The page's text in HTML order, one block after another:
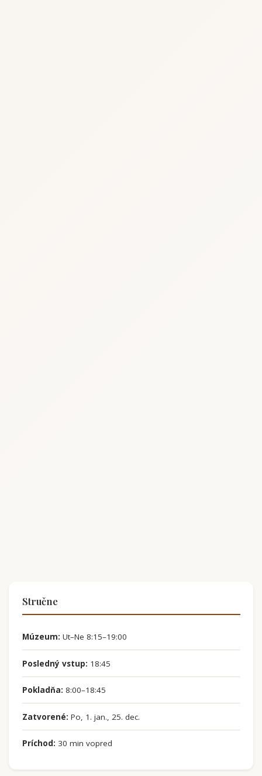
Stručne
Múzeum: Ut–Ne 8:15–19:00
Posledný vstup: 18:45
Pokladňa: 8:00–18:45
Zatvorené: Po, 1. jan., 25. dec.
Príchod: 30 min vopred